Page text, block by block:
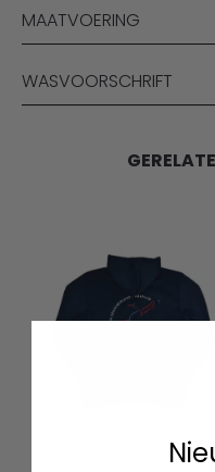
MAATVOERING
WASVOORSCHRIFT